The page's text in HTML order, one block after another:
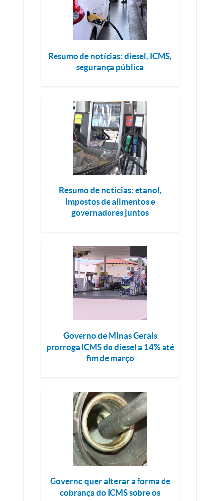
Resumo de notícias: diesel, ICMS,
segurança pública
Resumo de notícias: etanol,
impostos de alimentos e
governadores juntos
Governo de Minas Gerais
prorroga ICMS do diesel a 14% até
fim de março
Governo quer alterar a forma de
cobrança do ICMS sobre os